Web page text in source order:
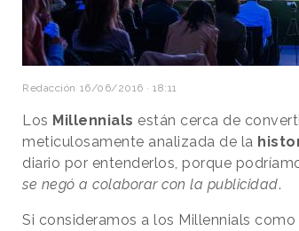
Redacción 16/06/2016 · 18:11
Los Millennials están cerca de
meticulosamente analizada de la
diario por entenderlos, porque
se negó a colaborar con la publicidad.
Si consideramos a los Millennials como